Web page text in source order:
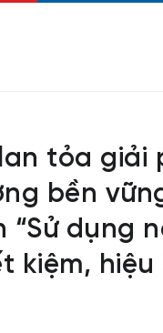
tỏa giải
bền
“Sử dụng
kiệm, hiệu